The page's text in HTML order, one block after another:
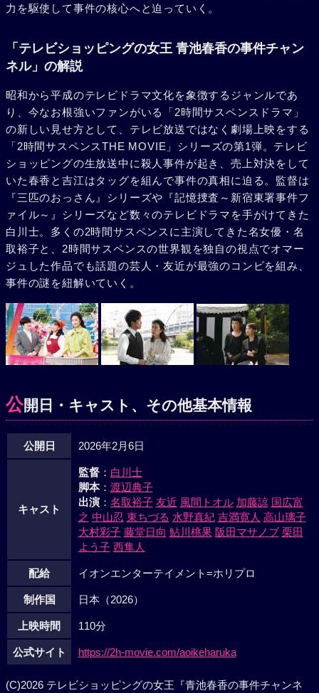
力を駆使して事件の核心へと迫っていく。
「テレビショッピングの女王 青池春香の事件チャン
ネル」の解説
昭和から平成のテレビドラマ文化を象徴するジャンルであ
り、今なお根強いファンがいる「2時間サスペンスドラマ」
の新しい見せ方として、テレビ放送ではなく劇場上映をする
「2時間サスペンスTHE MOVIE」シリーズの第1弾。テレビ
ショッピングの生放送中に殺人事件が起き、売上対決をして
いた春香と吉江はタッグを組んで事件の真相に迫る。監督は
『三匹のおっさん』シリーズや『記憶捜査～新宿東署事件フ
ァイル～』シリーズなど数々のテレビドラマを手がけてきた
白川士。多くの2時間サスペンスに主演してきた名女優・名
取裕子と、2時間サスペンスの世界観を独自の視点でオマー
ジュした作品でも話題の芸人・友近が最強のコンビを組み、
事件の謎を紐解いていく。
公開日・キャスト、その他基本情報
公開日 2026年2月6日
キャスト
監督： 白川士
脚本： 渡辺典子
出演： 名取裕子 友近 風間トオル 加藤諒 国広富
之 中山忍 東ちづる 水野真紀 吉満寛人 高山璃子
大村彩子 藤堂日向 鮎川桃果 阪田マサノブ 栗田
よう子 西隼人
配給 イオンエンターテイメント=ホリプロ
制作国 日本（2026）
上映時間 110分
公式サイト https://2h-movie.com/aoikeharuka
(C)2026 テレビショッピングの女王『青池春香の事件チャンネ